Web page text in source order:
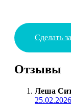
Сделать
Отзывы
Леша
25.02.2026